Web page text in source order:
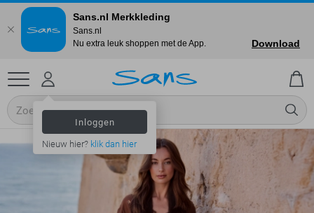
Inloggen
Nieuw hier? klik dan hier
Sans.nl Merkkleding
Sans.nl
Nu extra leuk shoppen met de App.
Download